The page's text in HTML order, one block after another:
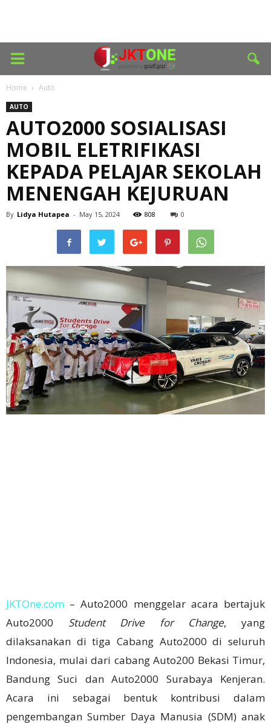
Home Auto
AUTO
AUTO2000 SOSIALISASI
MOBIL ELETRIFIKASI
KEPADA PELAJAR SEKOLAH
MENENGAH KEJURUAN
By Lidya Hutapea - May 15, 2024 808 0
JKTOne.com – Auto2000 menggelar acara bertajuk
Auto2000 Student Drive for Change, yang
dilaksanakan di tiga Cabang Auto2000 di seluruh
Indonesia, mulai dari cabang Auto200 Bekasi Timur,
Bandung Suci dan Auto2000 Surabaya Kenjeran.
Acara ini sebagai bentuk kontribusi dalam
pengembangan Sumber Daya Manusia (SDM) anak